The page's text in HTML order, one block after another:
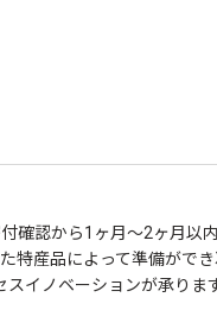
確認から1ヶ月～2ヶ月
特産品によって準備が
イノベーションが承ります